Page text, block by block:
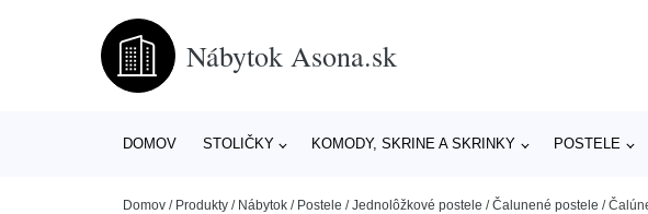
Nábytok Asona.sk
DOMOV STOLIČKY KOMODY, SKRINE A SKRINKY POSTELE
Domov / Produkty / Nábytok / Postele /Jednolôžkové postele /Čalunené postele /